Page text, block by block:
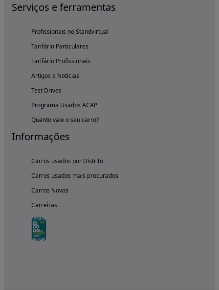
Serviços e ferramentas
Profissionais no Standvirtual
Tarifário Particulares
Tarifário Profissionais
Artigos e Notícias
Test Drives
Programa Usados ACAP
Quanto vale o seu carro?
Informações
Carros usados por Distrito
Carros usados mais procurados
Carros Novos
Carreiras